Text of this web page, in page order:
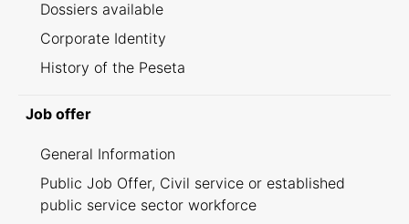
Dossiers available
Corporate Identity
History of the Peseta
Job offer
General Information
Public Job Offer, Civil service or established
public service sector workforce